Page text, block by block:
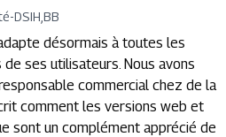
-DSIH,BB
désormais à toutes les
ses utilisateurs. Nous avons
commercial chez de la
comment les versions web et
sont un complément apprécié de